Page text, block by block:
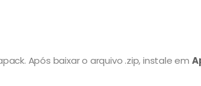
Após baixar o arquivo .zip, instale em